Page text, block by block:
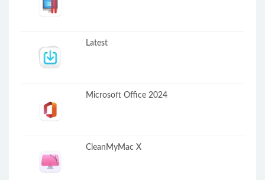
Latest
Microsoft Office 2024
CleanMyMac X